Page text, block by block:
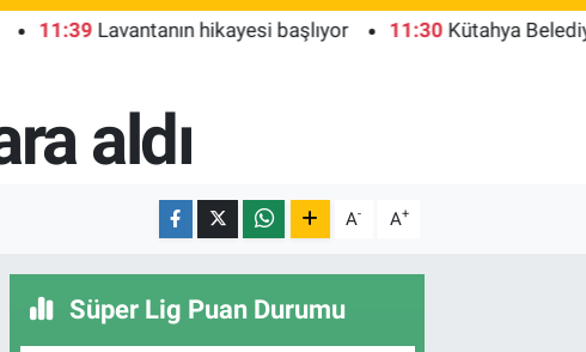
Lavantanın hikayesi başlıyor 11:30 Kütahya
aldı
A- A+
Süper Lig Puan Durumu